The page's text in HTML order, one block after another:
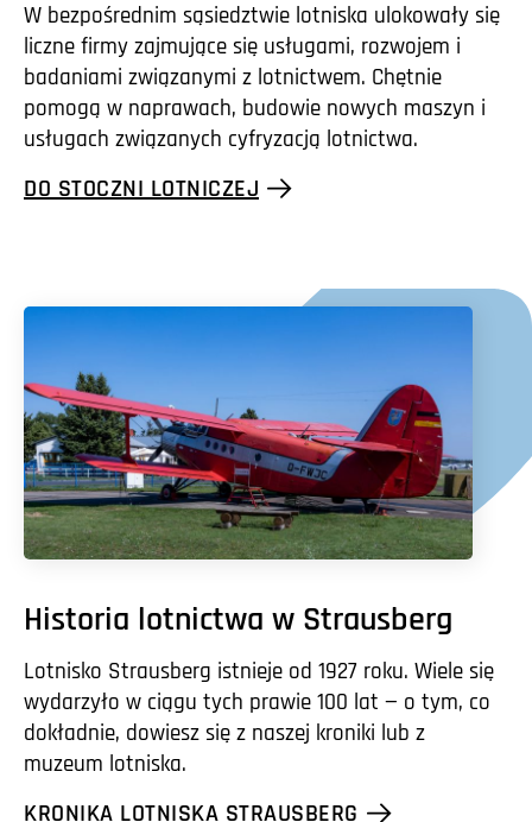
W bezpośrednim sąsiedztwie lotniska ulokowały się
liczne firmy zajmujące się usługami, rozwojem i
badaniami związanymi z lotnictwem. Chętnie
pomogą w naprawach, budowie nowych maszyn i
usługach związanych cyfryzacją lotnictwa.
DO STOCZNI LOTNICZEJ
Historia lotnictwa w Strausberg
Lotnisko Strausberg istnieje od 1927 roku. Wiele się
wydarzyło w ciągu tych prawie 100 lat — o tym, co
dokładnie, dowiesz się z naszej kroniki lub z
muzeum lotniska.
KRONIKA LOTNISKA STRAUSBERG